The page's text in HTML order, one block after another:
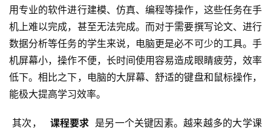
用专业的软件进行建模、仿真、编程等操作，这些任务在手
机上难以完成，甚至无法完成。而对于需要撰写论文、进行
数据分析等任务的学生来说，电脑更是必不可少的工具。手
机屏幕小，操作不便，长时间使用容易造成眼睛疲劳，效率
低下。相比之下，电脑的大屏幕、舒适的键盘和鼠标操作，
能极大提高学习效率。
其次，
  课程要求
是另一个关键因素。越来越多的大学课